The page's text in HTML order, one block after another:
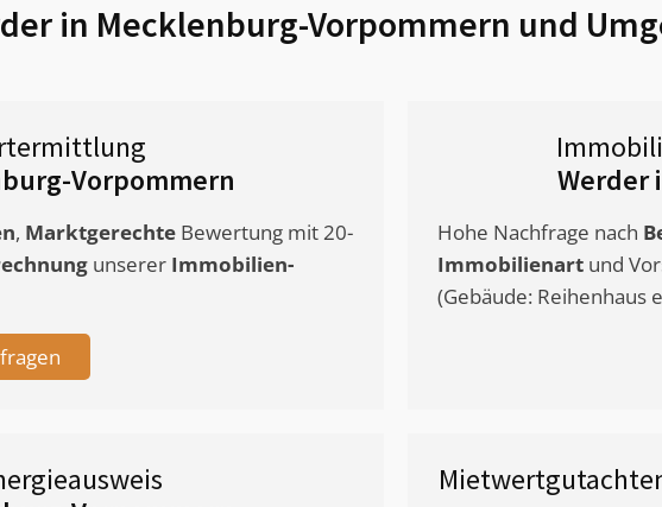
in Mecklenburg-Vorpommern und
Vorpommern
, Marktgerechte Bewertung mit 20-
unserer Immobilien-
Werder
Hohe Nachfrage nach
Immobilienart und
(Gebäude: Reihenhaus